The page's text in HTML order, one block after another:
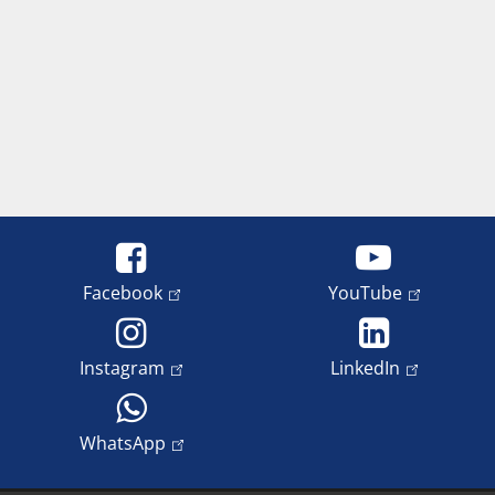
Facebook
YouTube
Instagram LinkedIn
WhatsApp